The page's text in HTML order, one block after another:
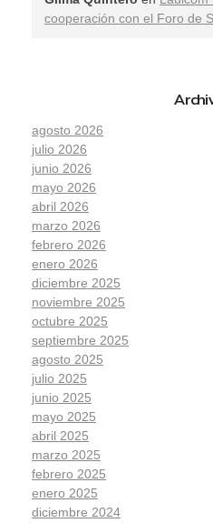
cooperación con el Foro de
agosto 2026
julio 2026
junio 2026
mayo 2026
abril 2026
marzo 2026
febrero 2026
enero 2026
diciembre 2025
noviembre 2025
octubre 2025
septiembre 2025
agosto 2025
julio 2025
junio 2025
mayo 2025
abril 2025
marzo 2025
febrero 2025
enero 2025
diciembre 2024